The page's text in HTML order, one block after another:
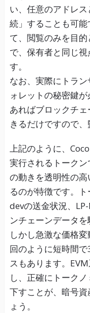
い、任意のアドレ
続」することも可
て、閲覧のみを目
で、保有者と同じ
す。
なお、実際にトラ
ォレットの秘密鍵
あればブロックチ
きるだけですので、
上記のように、
実行されるトーク
の動きを透明性の
るのが特徴です。ト
devの送金状況、
ンチェーンデータを
しかし急激な価格
回のように短時間
スもあります。
し、正確にトーク
下すことが、暗号
ょう。